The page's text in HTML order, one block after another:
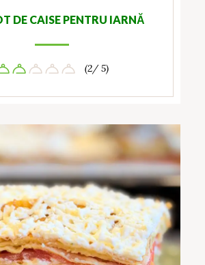
DE CAISE PENTRU IARNĂ
(2/ 5)